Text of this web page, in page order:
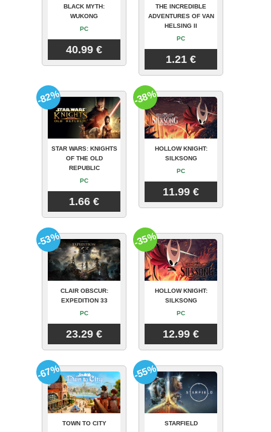
BLACK MYTH:
WUKONG
PC
40.99 €
THE INCREDIBLE
ADVENTURES OF VAN
HELSING II
PC
1.21 €
STAR WARS: KNIGHTS
OF THE OLD
REPUBLIC
PC
1.66 €
-82%
HOLLOW KNIGHT:
SILKSONG
PC
11.99 €
-38%
CLAIR OBSCUR:
EXPEDITION 33
PC
23.29 €
-53%
HOLLOW KNIGHT:
SILKSONG
PC
12.99 €
-35%
TOWN TO CITY
-67%
STARFIELD
-55%